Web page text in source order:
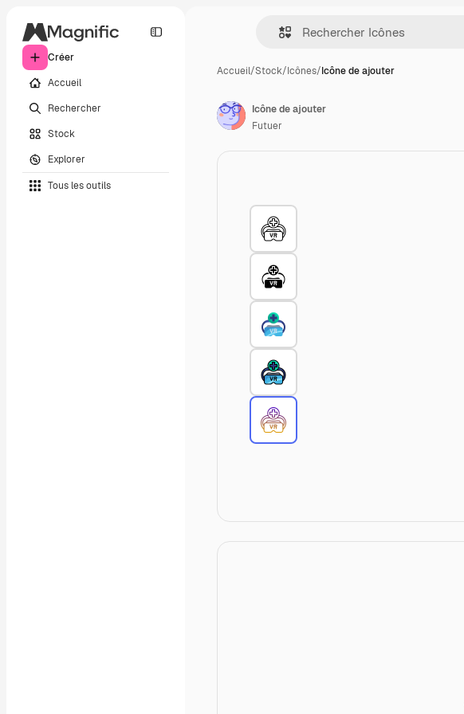
Créer
Accueil
Rechercher
Stock
Explorer
Tous les outils
Accueil/Stock/Icônes/Icône de ajouter
Icône de ajouter
Futuer